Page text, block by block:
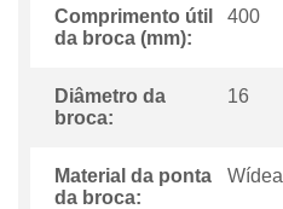
Comprimento útil
da broca (mm):
400
Diâmetro da
broca:
16
Material da ponta
da broca:
Wídea